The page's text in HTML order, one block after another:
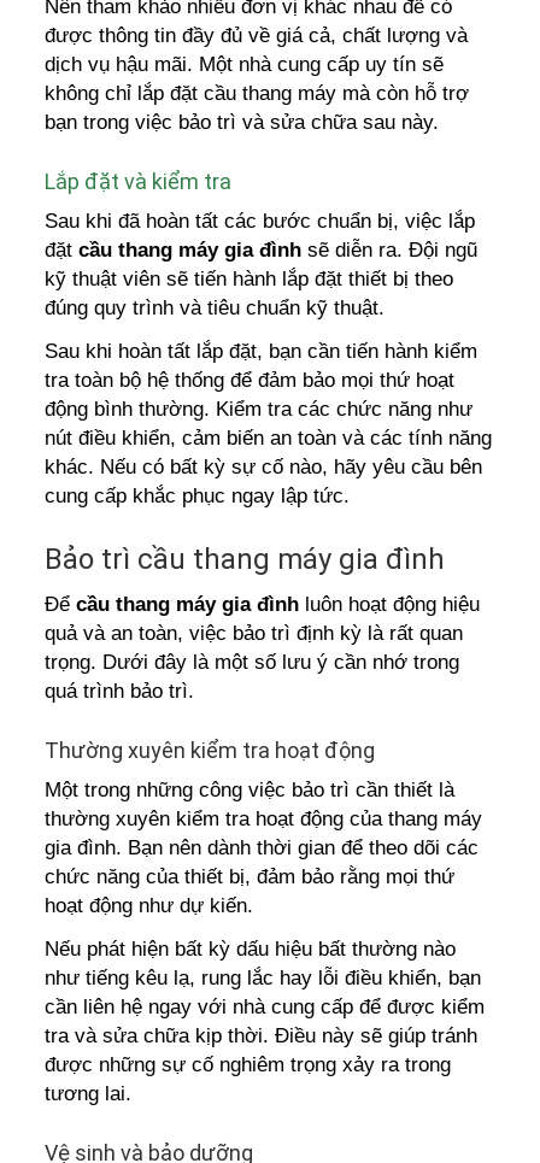
Nên tham khảo nhiều đơn vị khác nhau để có
được thông tin đầy đủ về giá cả, chất lượng và
dịch vụ hậu mãi. Một nhà cung cấp uy tín sẽ
không chỉ lắp đặt cầu thang máy mà còn hỗ trợ
bạn trong việc bảo trì và sửa chữa sau này.
Lắp đặt và kiểm tra
Sau khi đã hoàn tất các bước chuẩn bị, việc lắp
đặtcầu thang máy gia đình sẽ diễn ra. Đội ngũ
kỹ thuật viên sẽ tiến hành lắp đặt thiết bị theo
đúng quy trình và tiêu chuẩn kỹ thuật.
Sau khi hoàn tất lắp đặt, bạn cần tiến hành kiểm
tra toàn bộ hệ thống để đảm bảo mọi thứ hoạt
động bình thường. Kiểm tra các chức năng như
nút điều khiển, cảm biến an toàn và các tính năng
khác. Nếu có bất kỳ sự cố nào, hãy yêu cầu bên
cung cấp khắc phục ngay lập tức.
Bảo trì cầu thang máy gia đình
Đểcầu thang máy gia đình luôn hoạt động hiệu
quả và an toàn, việc bảo trì định kỳ là rất quan
trọng. Dưới đây là một số lưu ý cần nhớ trong
quá trình bảo trì.
Thường xuyên kiểm tra hoạt động
Một trong những công việc bảo trì cần thiết là
thường xuyên kiểm tra hoạt động của thang máy
gia đình. Bạn nên dành thời gian để theo dõi các
chức năng của thiết bị, đảm bảo rằng mọi thứ
hoạt động như dự kiến.
Nếu phát hiện bất kỳ dấu hiệu bất thường nào
như tiếng kêu lạ, rung lắc hay lỗi điều khiển, bạn
cần liên hệ ngay với nhà cung cấp để được kiểm
tra và sửa chữa kịp thời. Điều này sẽ giúp tránh
được những sự cố nghiêm trọng xảy ra trong
tương lai.
Vệ sinh và bảo dưỡng